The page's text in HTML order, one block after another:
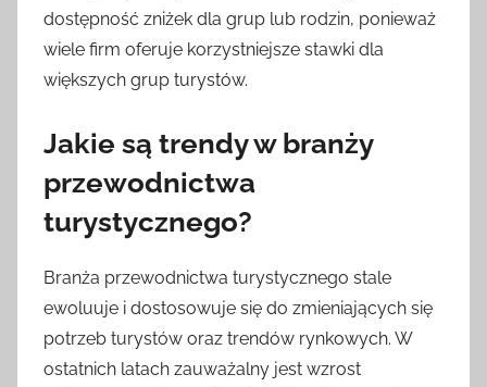
dostępność zniżek dla grup lub rodzin, ponieważ
wiele firm oferuje korzystniejsze stawki dla
większych grup turystów.
Jakie są trendy w branży
przewodnictwa
turystycznego?
Branża przewodnictwa turystycznego stale
ewoluuje i dostosowuje się do zmieniających się
potrzeb turystów oraz trendów rynkowych. W
ostatnich latach zauważalny jest wzrost